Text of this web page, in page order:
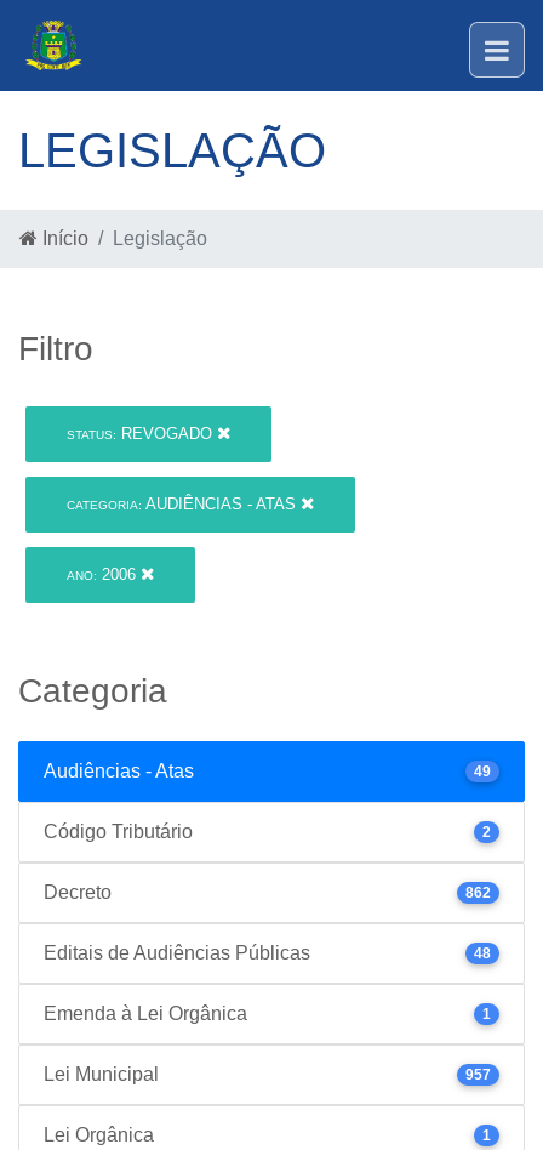
LEGISLAÇÃO
Início Legislação
Filtro
STATUS: REVOGADO
CATEGORIA: AUDIÊNCIAS - ATAS
ANO: 2006
Categoria
Audiências - Atas 49
Código Tributário 2
Decreto 862
Editais de Audiências Públicas 48
Emenda à Lei Orgânica 1
Lei Municipal 957
Lei Orgânica 1